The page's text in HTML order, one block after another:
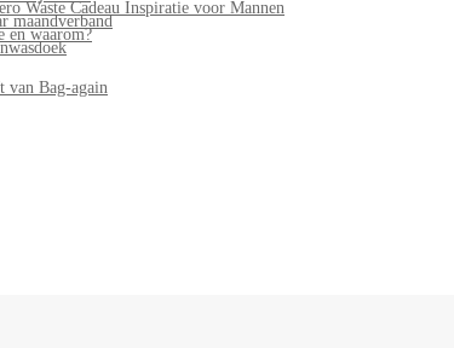
Waste Cadeau Inspiratie voor Mannen
maandverband
en waarom?
van Bag-again